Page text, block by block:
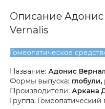
Описание
Vernalis
Гомеопатическое
Название: Адонис
Формы выпуска: глобули,
Производители: Аркана
Группа: Гомеопатический